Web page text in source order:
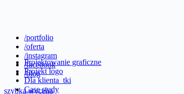
/portfolio
/oferta
/instagram
/facebook
/blog
szybka wycena
Projektowanie graficzne
Projekt logo
Dla klienta_tki
Case study